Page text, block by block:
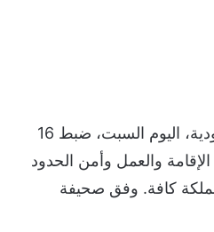
أكدت وزارة الداخلية السعودية، اليوم السبت، ضبط 16
الإقامة والعمل وأمن الحدود
كافة. وفق صحيفة